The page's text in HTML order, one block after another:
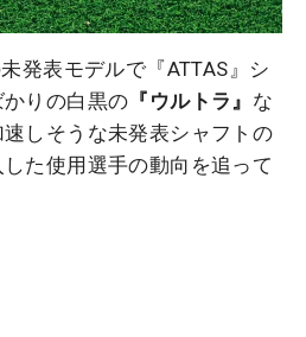
発表モデルで『ATTAS』シ
りの白黒の 『ウルトラ』 な
しそうな未発表シャフトの
た使用選手の動向を追って